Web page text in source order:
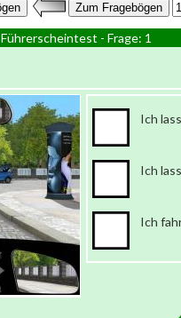
Führerscheintest - Frage: 1
Ich
Ich
Ich